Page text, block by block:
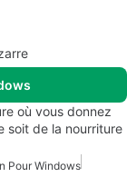
où vous donnez
soit de la nourriture
Pour Windows